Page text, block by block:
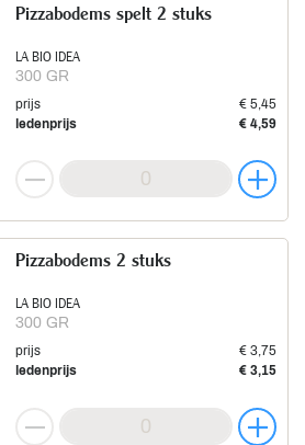
LA BIO IDEA
300 GR
Pizzabodems spelt 2 stuks
prijs
€ 5,45
ledenprijs
€ 4,59
LA BIO IDEA
300 GR
Pizzabodems 2 stuks
prijs
€ 3,75
ledenprijs
€ 3,15